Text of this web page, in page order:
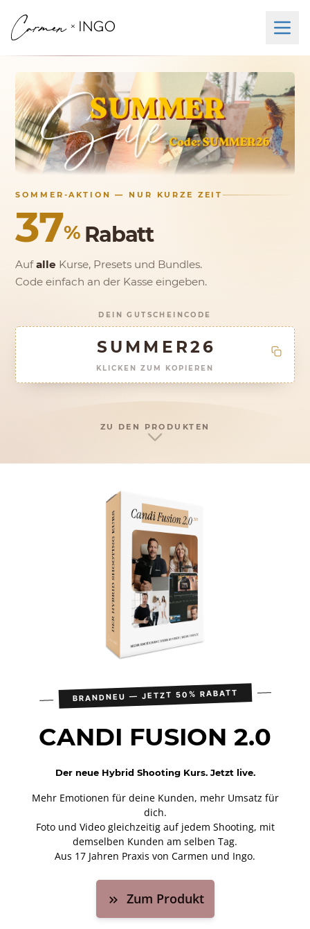
SOMMER‑AKTION — NUR KURZE ZEIT
37% Rabatt
Aufalle Kurse, Presets und Bundles.
Code einfach an der Kasse eingeben.
DEIN GUTSCHEINCODE
SUMMER26
KLICKEN ZUM KOPIEREN
ZU DEN PRODUKTEN
BRANDNEU — JETZT 50% RABATT
CANDI FUSION 2.0
Der neue Hybrid Shooting Kurs. Jetzt live.
Mehr Emotionen für deine Kunden, mehr Umsatz für
dich.
Foto und Video gleichzeitig auf jedem Shooting, mit
demselben Kunden am selben Tag.
Aus 17 Jahren Praxis von Carmen und Ingo.
Zum Produkt